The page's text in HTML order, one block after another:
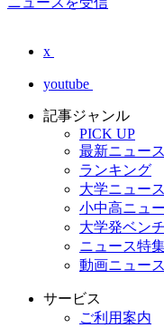
x
youtube
記事ジャンル
PICK UP
最新ニュース
ランキング
大学ニュース
小中高ニュ
大学発ベン
ニュース特
動画ニュース
サービス
ご利用案内